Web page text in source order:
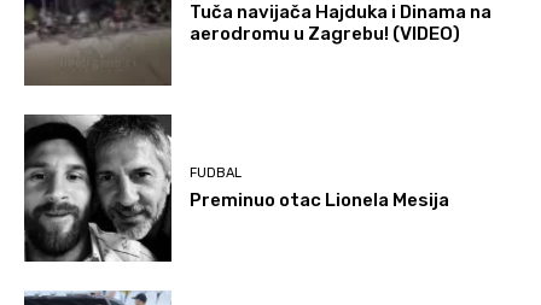
Tuča navijača Hajduka i Dinama na
aerodromu u Zagrebu! (VIDEO)
FUDBAL
Preminuo otac Lionela Mesija